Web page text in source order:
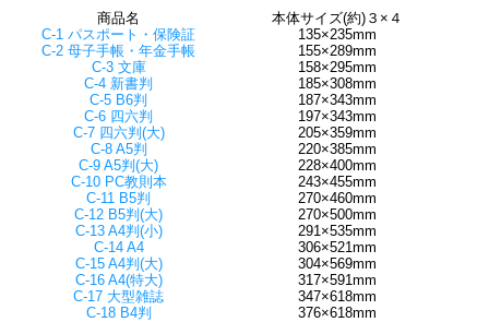
商品名
本体サイズ(約)３×４
C-1 パスポート・保険証
135×235mm
C-2 母子手帳・年金手帳
155×289mm
C-3 文庫
158×295mm
C-4 新書判
185×308mm
C-5 B6判
187×343mm
C-6 四六判
197×343mm
C-7 四六判(大)
205×359mm
C-8 A5判
220×385mm
C-9 A5判(大)
228×400mm
C-10 PC教則本
243×455mm
C-11 B5判
270×460mm
C-12 B5判(大)
270×500mm
C-13 A4判(小)
291×535mm
C-14 A4
306×521mm
C-15 A4判(大)
304×569mm
C-16 A4(特大)
317×591mm
C-17 大型雑誌
347×618mm
C-18 B4判
376×618mm